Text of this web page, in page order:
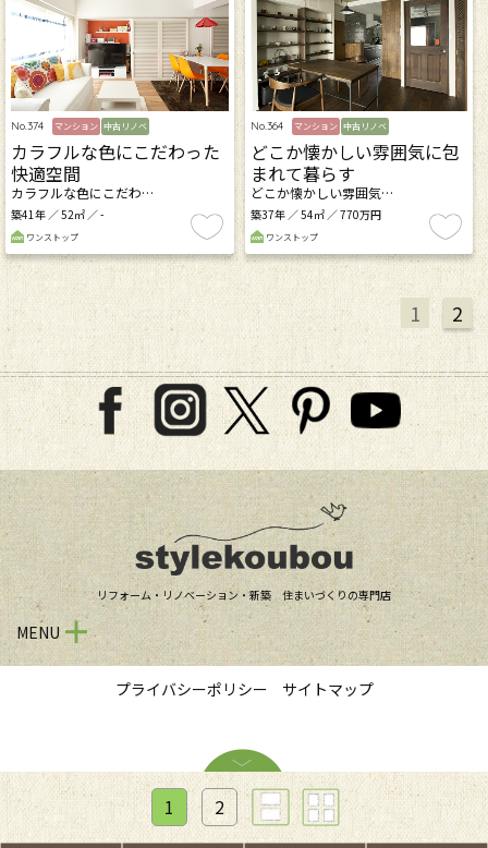
No.374 マンション 中古リノベ
カラフルな色にこだわった
快適空間
カラフルな色にこだわ…
築41年 ／ 52㎡ ／ -
ワンストップ
No.364 マンション 中古リノベ
どこか懐かしい雰囲気に包
まれて暮らす
どこか懐かしい雰囲気…
築37年 ／ 54㎡ ／ 770万円
ワンストップ
1 2
1 2
リフォーム・リノベーション・新築 住まいづくりの専門店
MENU
プライバシーポリシー サイトマップ